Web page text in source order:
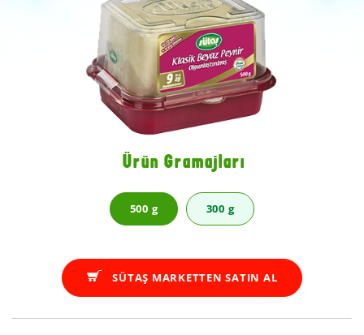
Ürün Gramajları
500 g 300 g
SÜTAŞ MARKETTEN SATIN AL